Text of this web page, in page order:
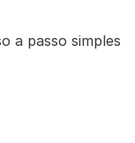
a passo simples